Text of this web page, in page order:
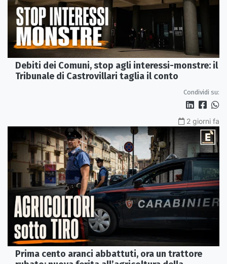
Debiti dei Comuni, stop agli interessi-monstre: il
Tribunale di Castrovillari taglia il conto
Condividi su:
2 giorni fa
Prima cento aranci abbattuti, ora un trattore